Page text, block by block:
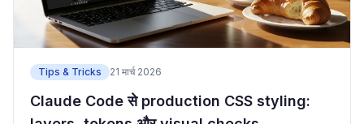
Tips & Tricks 21 मार्च 2026
Claude Code से production CSS styling: